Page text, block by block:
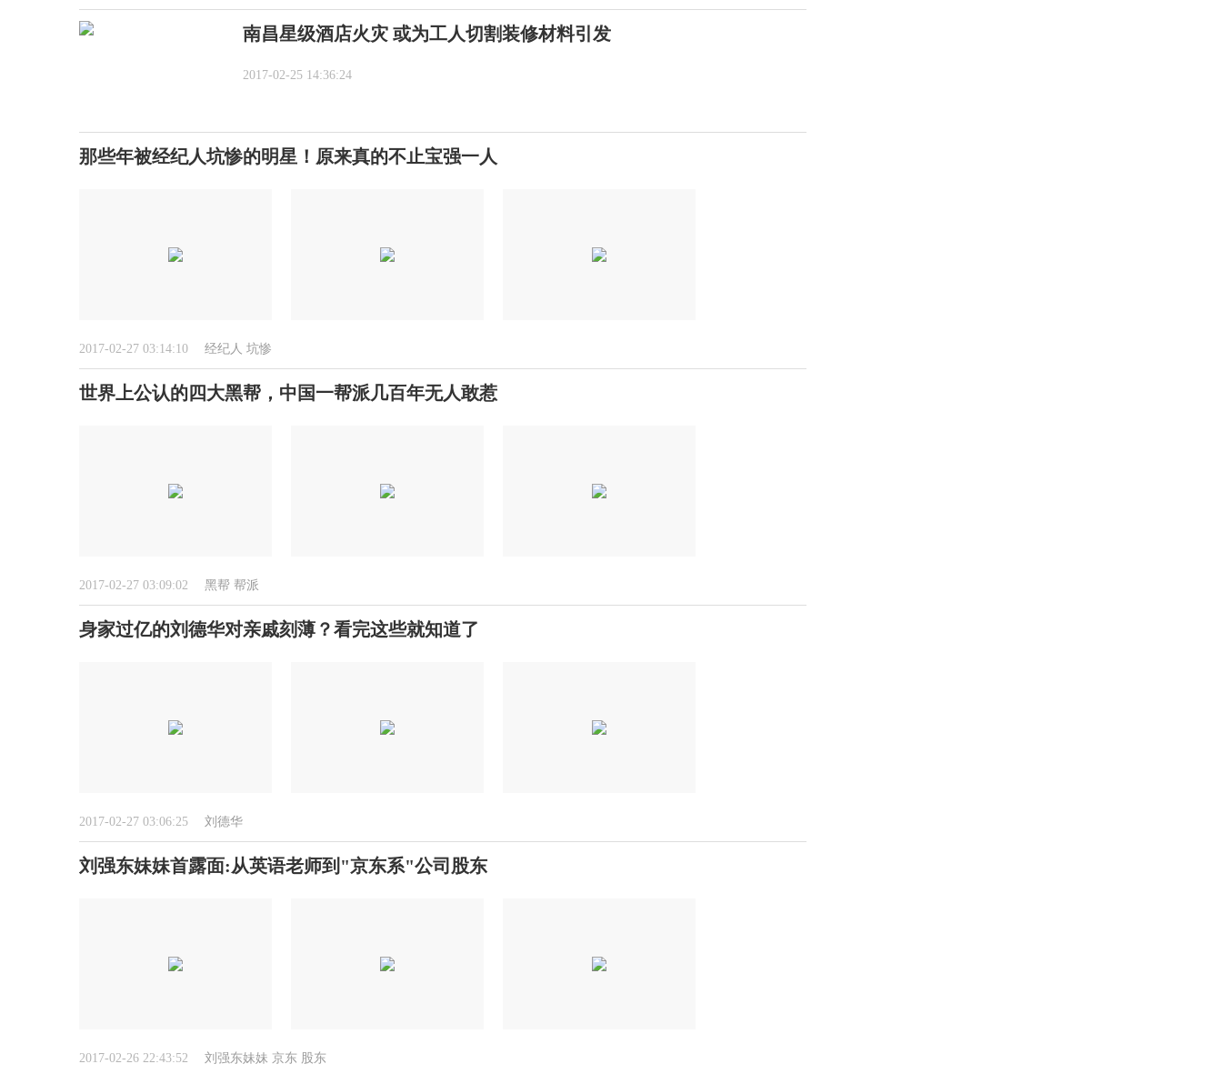
南昌星级酒店火灾 或为工人切割装修材料引发
2017-02-25 14:36:24
那些年被经纪人坑惨的明星！原来真的不止宝强一人
2017-02-27 03:14:10 经纪人 坑惨
世界上公认的四大黑帮，中国一帮派几百年无人敢惹
2017-02-27 03:09:02 黑帮 帮派
身家过亿的刘德华对亲戚刻薄？看完这些就知道了
2017-02-27 03:06:25 刘德华
刘强东妹妹首露面:从英语老师到"京东系"公司股东
2017-02-26 22:43:52 刘强东妹妹 京东 股东